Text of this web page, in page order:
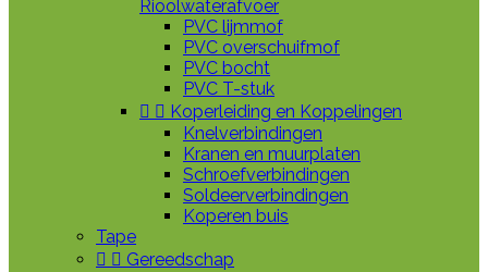
Rioolwaterafvoer
PVC lijmmof
PVC overschuifmof
PVC bocht
PVC T-stuk
  Koperleiding en Koppelingen
Knelverbindingen
Kranen en muurplaten
Schroefverbindingen
Soldeerverbindingen
Koperen buis
Tape
  Gereedschap